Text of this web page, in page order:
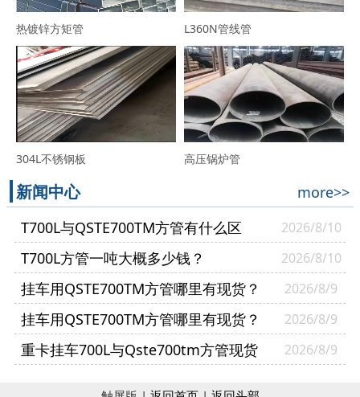
热镀锌方矩管 L360N管线管
304L不锈钢板 高压锅炉管
新闻中心
more>>
T700L与QSTE700TM方管有什么区
别？半挂车生产可以互相替换吗
2026/8/10
T700L方管一吨大概多少钱？ 2026/8/10
挂车用QSTE700TM方管哪里有现货？ 2026/8/9
挂车用QSTE700TM方管哪里有现货？
山东普利通钢材供货案例
2026/8/9
重卡挂车700L与Qste700tm方管现货
2026/8/9